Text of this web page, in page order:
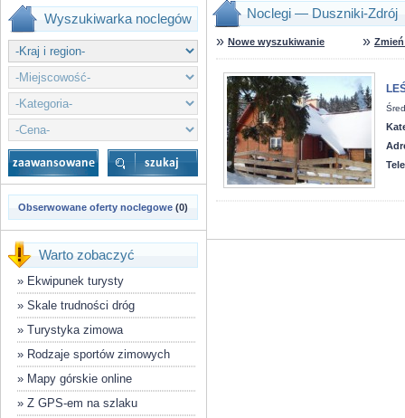
Noclegi — Duszniki-Zdrój
» Nowe wyszukiwanie »
Wyszukiwarka noclegów
Obserwowane oferty noclegowe (0)
Warto zobaczyć
» Ekwipunek turysty
» Skale trudności dróg
» Turystyka zimowa
» Rodzaje sportów zimowych
» Mapy górskie online
» Z GPS-em na szlaku